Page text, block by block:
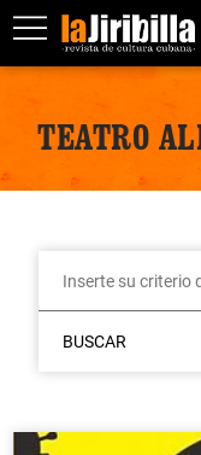
TEATRO
BUSCAR